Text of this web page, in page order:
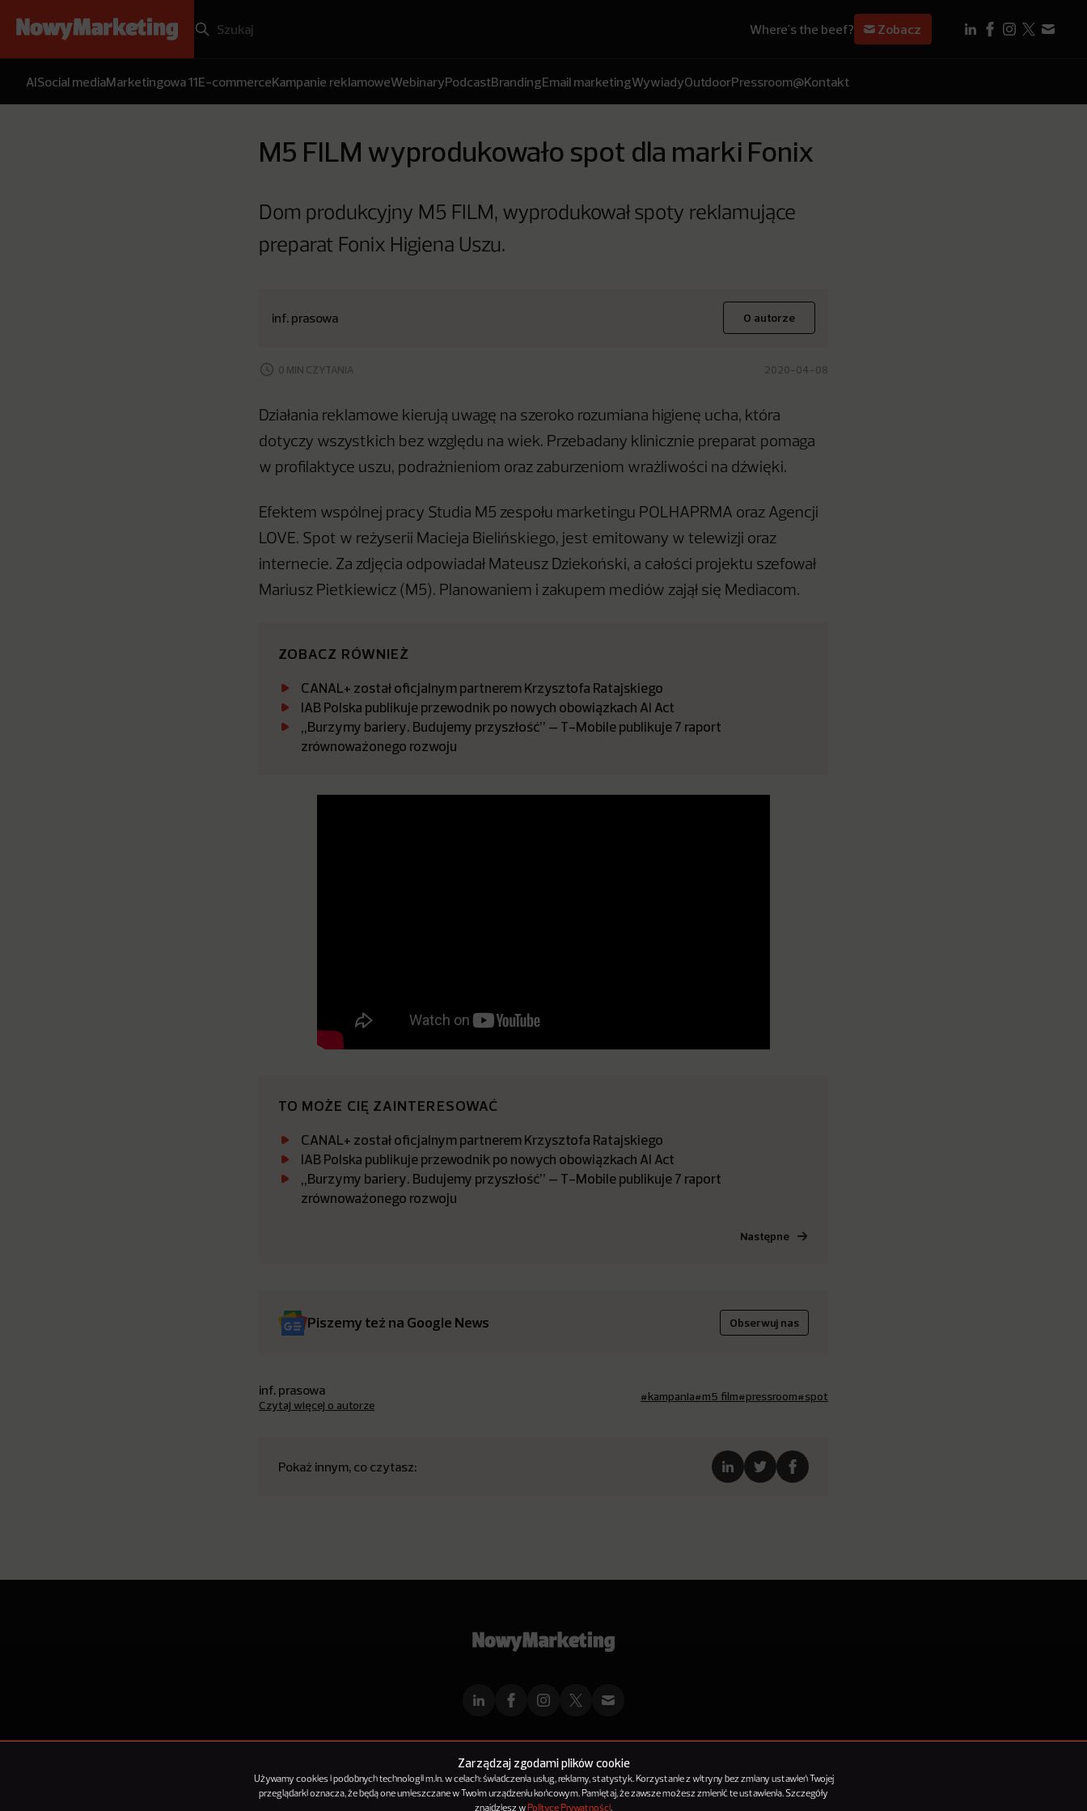
Zarządzaj zgodami plików cookie
Używamy cookies i podobnych technologii m.in. w celach: świadczenia usług, reklamy, statystyk. Korzystanie z witryny bez zmiany ustawień Twojej
przeglądarki oznacza, że będą one umieszczane w Twoim urządzeniu końcowym. Pamiętaj, że zawsze możesz zmienić te ustawienia. Szczegóły
znajdziesz w Polityce Prywatności.
Where's the beef? Zobacz
AISocial mediaMarketingowa 11E-commerceKampanie reklamoweWebinaryPodcastBrandingEmail marketingWywiadyOutdoorPressroom@Kontakt
M5 FILM wyprodukowało spot dla marki Fonix
Dom produkcyjny M5 FILM, wyprodukował spoty reklamujące
preparat Fonix Higiena Uszu.
inf. prasowa O autorze
0 MIN CZYTANIA 2020-04-08
Działania reklamowe kierują uwagę na szeroko rozumiana higienę ucha, która
dotyczy wszystkich bez względu na wiek. Przebadany klinicznie preparat pomaga
w profilaktyce uszu, podrażnieniom oraz zaburzeniom wrażliwości na dźwięki.
Efektem wspólnej pracy Studia M5 zespołu marketingu POLHAPRMA oraz Agencji
LOVE. Spot w reżyserii Macieja Bielińskiego, jest emitowany w telewizji oraz
internecie. Za zdjęcia odpowiadał Mateusz Dziekoński, a całości projektu szefował
Mariusz Pietkiewicz (M5). Planowaniem i zakupem mediów zajął się Mediacom.
ZOBACZ RÓWNIEŻ
CANAL+ został oficjalnym partnerem Krzysztofa Ratajskiego
IAB Polska publikuje przewodnik po nowych obowiązkach AI Act
„Burzymy bariery. Budujemy przyszłość” – T-Mobile publikuje 7 raport
zrównoważonego rozwoju
TO MOŻE CIĘ ZAINTERESOWAĆ
CANAL+ został oficjalnym partnerem Krzysztofa Ratajskiego
IAB Polska publikuje przewodnik po nowych obowiązkach AI Act
„Burzymy bariery. Budujemy przyszłość” – T-Mobile publikuje 7 raport
zrównoważonego rozwoju
Następne
Piszemy też na Google News Obserwuj nas
inf. prasowa
Czytaj więcej o autorze
#kampania#m5 film#pressroom#spot
Pokaż innym, co czytasz:
ReklamaKontaktPolityka PrywatnościKanał RSS
NowyMarketing jest marką 143Media Sp. z o.o.